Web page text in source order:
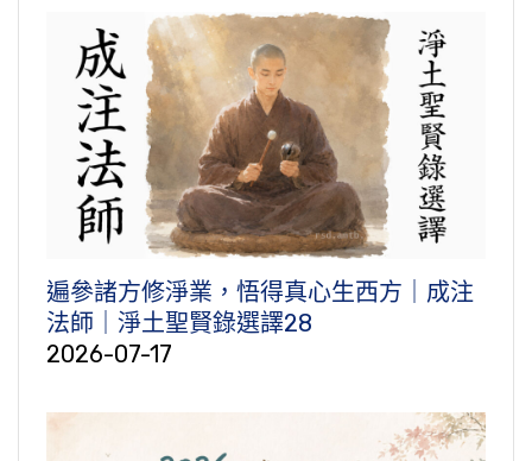
遍參諸方修淨業，悟得真心生西方｜成注
法師｜淨土聖賢錄選譯28
2026-07-17